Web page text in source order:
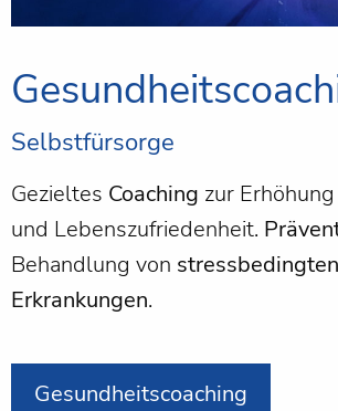
Selbstfürsorge
Gezieltes Coaching zur
und Lebenszufriedenheit.
Behandlung von stressbedingten
Erkrankungen.
Gesundheitscoaching